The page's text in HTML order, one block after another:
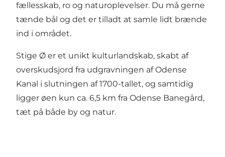
fællesskab, ro og naturoplevelser. Du må gerne
tænde bål og det er tilladt at samle lidt brænde
ind i området.
Stige Ø er et unikt kulturlandskab, skabt af
overskudsjord fra udgravningen af Odense
Kanal i slutningen af 1700-tallet, og samtidig
ligger øen kun ca. 6,5 km fra Odense Banegård,
tæt på både by og natur.